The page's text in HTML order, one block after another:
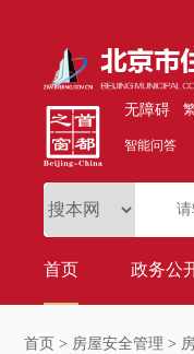
无障碍
智能问答
首页 政务公
首页 > 房屋安全管理 >